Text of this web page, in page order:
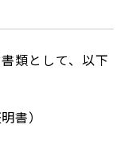
類として、以下
書）